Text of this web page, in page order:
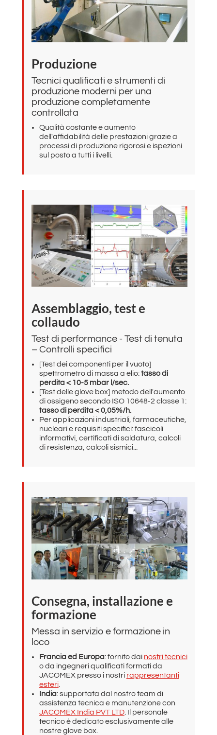
Produzione
Tecnici qualificati e strumenti di
produzione moderni per una
produzione completamente
controllata
Qualità costante e aumento
dell'affidabilità delle prestazioni grazie a
processi di produzione rigorosi e ispezioni
sul posto a tutti i livelli.
Assemblaggio, test e
collaudo
Test di performance - Test di tenuta
– Controlli specifici
[Test dei componenti per il vuoto]
spettrometro di massa a elio:tasso di
perdita < 10-5 mbar l/sec.
[Test delle glove box] metodo dell'aumento
di ossigeno secondo ISO 10648-2 classe 1:
tasso di perdita < 0,05%/h.
Per applicazioni industriali, farmaceutiche,
nucleari e requisiti specifici: fascicoli
informativi, certificati di saldatura, calcoli
di resistenza, calcoli sismici...
Consegna, installazione e
formazione
Messa in servizio e formazione in
loco
Francia ed Europa: fornito dai nostri tecnici
o da ingegneri qualificati formati da
JACOMEX presso i nostri rappresentanti
esteri.
India: supportata dal nostro team di
assistenza tecnica e manutenzione con
JACOMEX India PVT LTD. Il personale
tecnico è dedicato esclusivamente alle
nostre glove box.